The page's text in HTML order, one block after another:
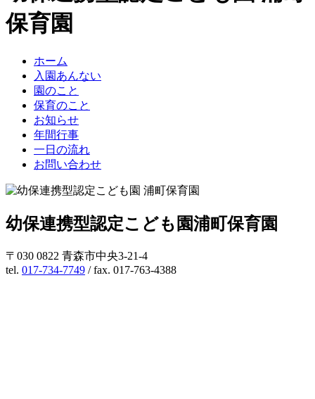
保育園
ホーム
入園あんない
園のこと
保育のこと
お知らせ
年間行事
一日の流れ
お問い合わせ
幼保連携型認定こども園浦町保育園
〒030 0822 青森市中央3-21-4
tel. 017-734-7749 / fax. 017-763-4388